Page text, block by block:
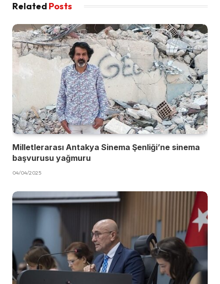
Related Posts
Milletlerarası Antakya Sinema Şenliği’ne sinema
başvurusu yağmuru
04/04/2025